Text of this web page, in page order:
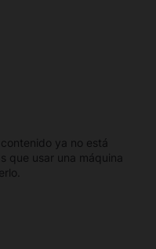
contenido ya no está
que usar una máquina